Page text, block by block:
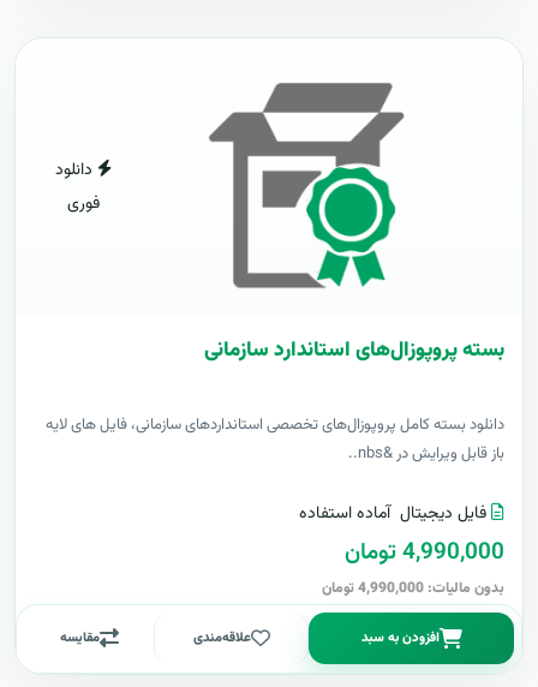
دانلود
فوری
بسته پروپوزال‌های استاندارد سازمانی
دانلود بسته کامل پروپوزال‌های تخصصی استانداردهای سازمانی، فایل های لایه
باز قابل ویرایش در &nbs..
فایل دیجیتال آماده استفاده
4,990,000 تومان
بدون مالیات: 4,990,000 تومان
افزودن به سبد علاقه‌مندی مقایسه